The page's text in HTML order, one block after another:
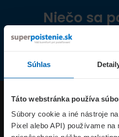
Súhlas
Táto webstránka používa
Súbory cookie a iné nástroje
Pixel alebo API) používame na
Niečo sa
Přejít na
Produkty
Superpoistenie.sk